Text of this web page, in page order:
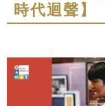
時代迴聲】